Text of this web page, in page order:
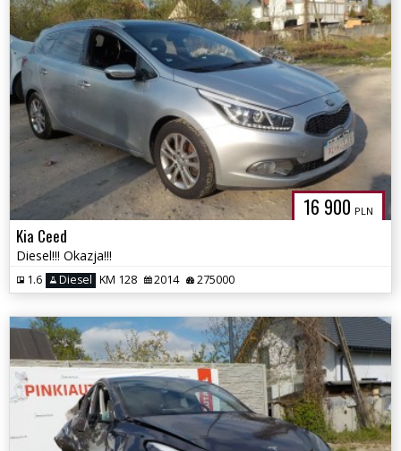
16 900 PLN
Kia Ceed
Diesel!!! Okazja!!!
1.6 Diesel KM 128 2014 275000